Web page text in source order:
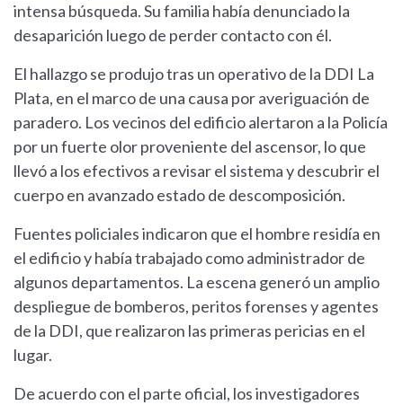
intensa búsqueda. Su familia había denunciado la
desaparición luego de perder contacto con él.
El hallazgo se produjo tras un operativo de la DDI La
Plata, en el marco de una causa por averiguación de
paradero. Los vecinos del edificio alertaron a la Policía
por un fuerte olor proveniente del ascensor, lo que
llevó a los efectivos a revisar el sistema y descubrir el
cuerpo en avanzado estado de descomposición.
Fuentes policiales indicaron que el hombre residía en
el edificio y había trabajado como administrador de
algunos departamentos. La escena generó un amplio
despliegue de bomberos, peritos forenses y agentes
de la DDI, que realizaron las primeras pericias en el
lugar.
De acuerdo con el parte oficial, los investigadores